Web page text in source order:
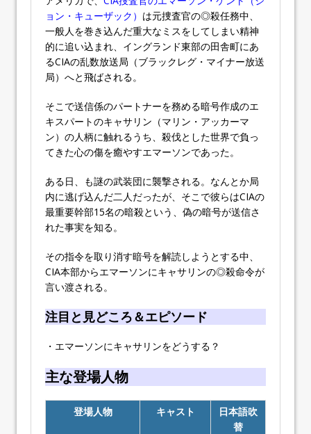
ョン・キューザック） は元捜査官の◎殺任務中、
一般人を巻き込んだ重大なミスをしてしまい精神
的に追い込まれ、イングランド東部の田舎町にあ
るCIAの乱数放送局（ブラックレグ・マイナー放送
局）へと飛ばされる。
そこで送信係のパートナーを務める暗号作成のエ
キスパートのキャサリン（マリン・アッカーマ
ン）の人柄に触れるうち、殺伐とした世界で負っ
てきた心の傷を癒やすエマーソンであった。
ある日、も謎の武装団に襲撃される。なんとか局
内に逃げ込んだ二人だったが、そこで彼らはCIAの
最重要幹部15名の暗殺という、偽の暗号が送信さ
れた事実を知る。
その指令を取り消す暗号を解読しようとする中、
CIA本部からエマーソンにキャサリンの◎殺命令が
言い渡される。
注目と見どころ＆エピソード
・エマーソンにキャサリンをどうする？
主な登場人物
登場人物 キャスト
日本語吹
替